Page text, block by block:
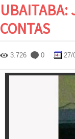
UBAITABA:
CONTAS
3.726 0 27/